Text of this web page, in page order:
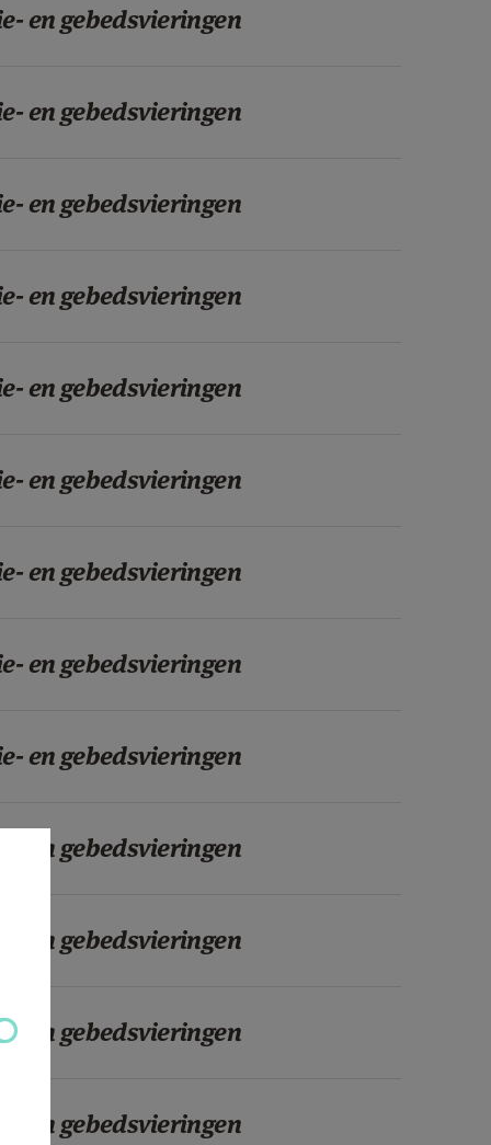
en gebedsvieringen
en gebedsvieringen
en gebedsvieringen
en gebedsvieringen
en gebedsvieringen
en gebedsvieringen
en gebedsvieringen
en gebedsvieringen
en gebedsvieringen
en gebedsvieringen
en gebedsvieringen
en gebedsvieringen
en gebedsvieringen